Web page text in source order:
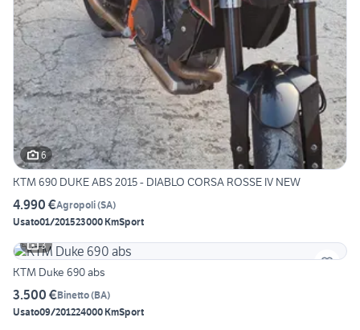
6
KTM 690 DUKE ABS 2015 - DIABLO CORSA ROSSE IV NEW
4.990 €Agropoli(SA)
Usato01/201523000 KmSport
3
KTM Duke 690 abs
3.500 €Binetto(BA)
Usato09/201224000 KmSport